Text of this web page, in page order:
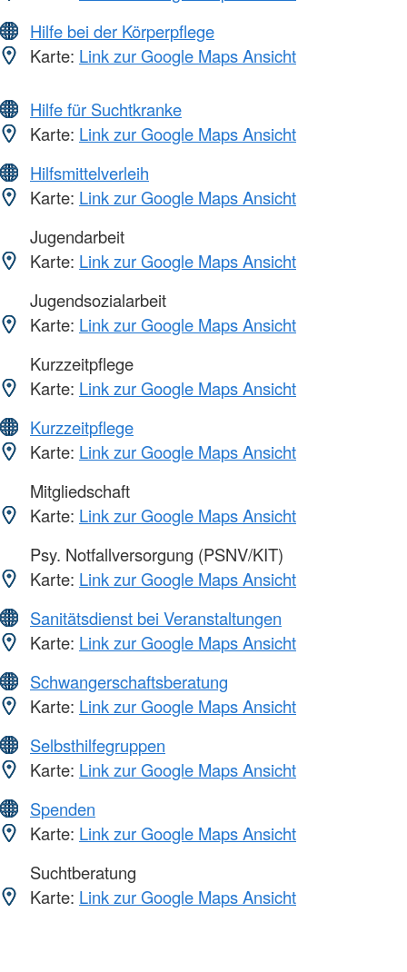
Hilfe bei der Körperpflege
Karte: Link zur Google Maps Ansicht
Hilfe für Suchtkranke
Karte: Link zur Google Maps Ansicht
Hilfsmittelverleih
Karte: Link zur Google Maps Ansicht
Jugendarbeit
Karte: Link zur Google Maps Ansicht
Jugendsozialarbeit
Karte: Link zur Google Maps Ansicht
Kurzzeitpflege
Karte: Link zur Google Maps Ansicht
Kurzzeitpflege
Karte: Link zur Google Maps Ansicht
Mitgliedschaft
Karte: Link zur Google Maps Ansicht
Psy. Notfallversorgung (PSNV/KIT)
Karte: Link zur Google Maps Ansicht
Sanitätsdienst bei Veranstaltungen
Karte: Link zur Google Maps Ansicht
Schwangerschaftsberatung
Karte: Link zur Google Maps Ansicht
Selbsthilfegruppen
Karte: Link zur Google Maps Ansicht
Spenden
Karte: Link zur Google Maps Ansicht
Suchtberatung
Karte: Link zur Google Maps Ansicht